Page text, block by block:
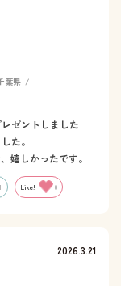
葉県
ゼントしました
た。
嬉しかったです。
1 Like! 0
2026.3.21